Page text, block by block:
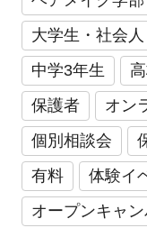
大学生・社会人
中学3年生
保護者
オン
個別相談会
有料
体験イ
オープンキャ